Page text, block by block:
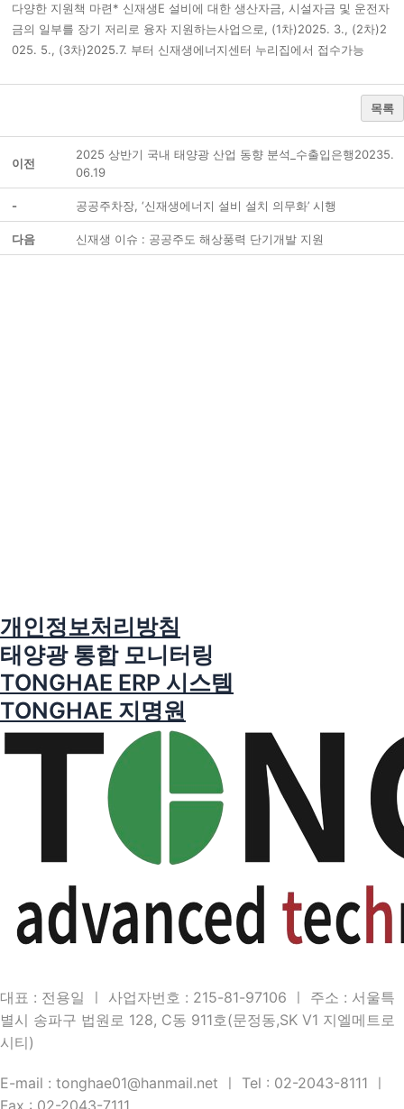
다양한 지원책 마련* 신재생E 설비에 대한 생산자금, 시설자금 및 운전자
금의 일부를 장기 저리로 융자 지원하는사업으로, (1차)2025. 3., (2차)2
025. 5., (3차)2025.7. 부터 신재생에너지센터 누리집에서 접수가능
목록
이전
2025 상반기 국내 태양광 산업 동향 분석_수출입은행20235.
06.19
- 공공주차장, ‘신재생에너지 설비 설치 의무화’ 시행
다음 신재생 이슈 : 공공주도 해상풍력 단기개발 지원
개인정보처리방침
태양광 통합 모니터링
TONGHAE ERP 시스템
TONGHAE 지명원
대표 : 전용일 ㅣ 사업자번호 : 215-81-97106 ㅣ 주소 : 서울특
별시 송파구 법원로 128, C동 911호(문정동,SK V1 지엘메트로
시티)
E-mail : tonghae01@hanmail.net ㅣ Tel : 02-2043-8111 ㅣ
Fax : 02-2043-7111